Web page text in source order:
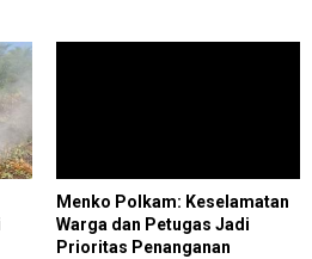
Menko Polkam: Keselamatan
Warga dan Petugas Jadi
Prioritas Penanganan